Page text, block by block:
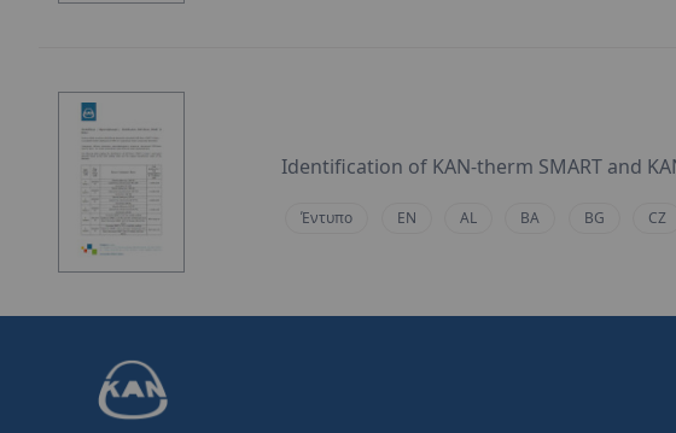
Identification of KAN-therm SMART and
Έντυπο EN AL BA BG CZ